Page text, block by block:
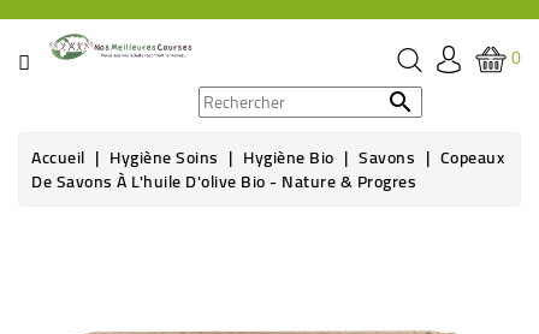
CATÉGORIE
ÉPICERIE
0

Accueil Hygiène Soins Hygiène Bio Savons Copeaux
De Savons À L'huile D'olive Bio - Nature & Progres